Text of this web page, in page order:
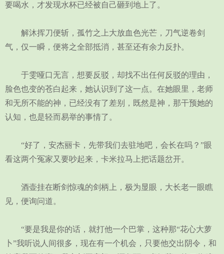
要喝水，才发现水杯已经被自己砸到地上了。
解沐挥刀便斩，孤竹之上大放血色光芒，刀气逆卷剑
气，仅一瞬，便将之全部抵消，甚至还有余力反扑。
于雯哑口无言，想要反驳，却找不出任何反驳的理由，
脸色也变的苍白起来，她认识到了这一点。在她眼里，老师
和无所不能的神，已经没有了差别，既然是神，那干预她的
认知，也是轻而易举的事情了。
“好了，安杰丽卡，先带我们去驻地吧，会长在吗？”眼
看这两个冤家又要吵起来，卡米拉马上把话题岔开。
酒壶挂在断剑惊魂的剑柄上，极为显眼，大长老一眼瞧
见，便询问道。
“要是我是你的话，就打他一个巴掌，这种那“花心大萝
卜”我听说人间很多，现在有一个机会，只要他交出阴令，和